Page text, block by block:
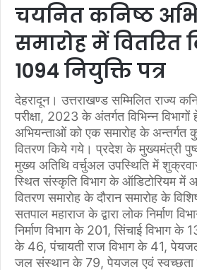
चयनित कनिष्ठ
समारोह में वितरित
1094 नियुक्ति पत्र
देहरादून। उत्तराखण्ड सम्मिलित राज्य
परीक्षा, 2023 के अंतर्गत विभिन्न
अभियन्ताओं को एक समारोह के अन्तर्गत
वितरण किये गये। प्रदेश के मुख्यमंत्री
मुख्य अतिथि वर्चुअल उपस्थिति में
स्थित संस्कृति विभाग के ऑडिटोरियम में
वितरण समारोह के दौरान समारोह के
सतपाल महाराज के द्वारा लोक निर्माण
निर्माण विभाग के 201, सिंचाई विभाग के
के 46, पंचायती राज विभाग के 41,
जल संस्थान के 79, पेयजल एवं स्वच्छता